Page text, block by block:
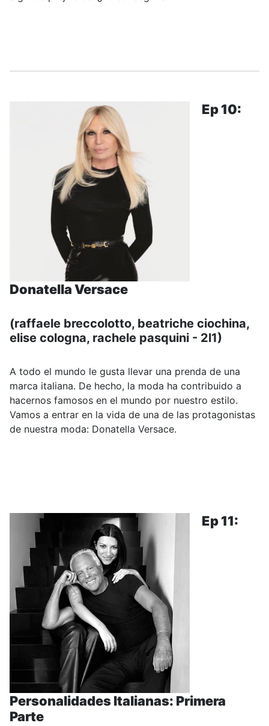
Ep 10:
Donatella Versace
(raffaele breccolotto, beatriche ciochina,
elise cologna, rachele pasquini - 2l1)
A todo el mundo le gusta llevar una prenda de una
marca italiana. De hecho, la moda ha contribuido a
hacernos famosos en el mundo por nuestro estilo.
Vamos a entrar en la vida de una de las protagonistas
de nuestra moda: Donatella Versace.
Ep 11:
Personalidades Italianas: Primera
Parte